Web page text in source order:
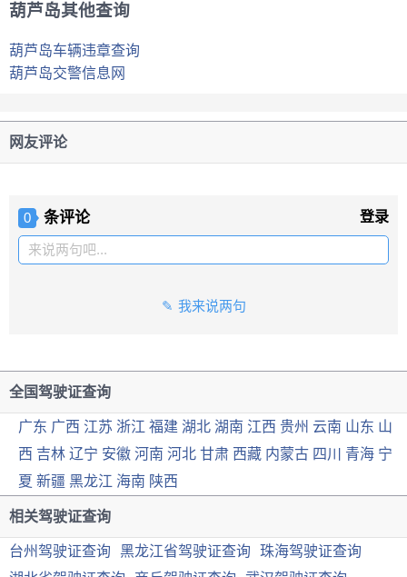
葫芦岛其他查询
葫芦岛车辆违章查询
葫芦岛交警信息网
网友评论
0 条评论 登录
来说两句吧...
我来说两句
全国驾驶证查询
广东 广西 江苏 浙江 福建 湖北 湖南 江西 贵州 云南 山东 山
西 吉林 辽宁 安徽 河南 河北 甘肃 西藏 内蒙古 四川 青海 宁
夏 新疆 黑龙江 海南 陕西
相关驾驶证查询
台州驾驶证查询 黑龙江省驾驶证查询
珠海驾驶证查询